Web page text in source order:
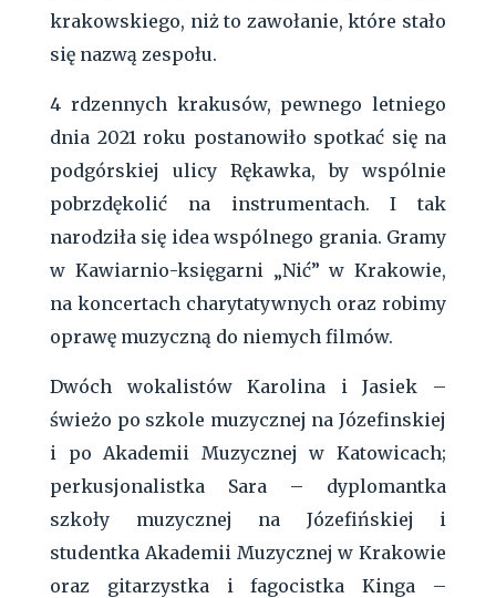
krakowskiego, niż to zawołanie, które stało
się nazwą zespołu.
4 rdzennych krakusów, pewnego letniego
dnia 2021 roku postanowiło spotkać się na
podgórskiej ulicy Rękawka, by wspólnie
pobrzdękolić na instrumentach. I tak
narodziła się idea wspólnego grania. Gramy
w Kawiarnio-księgarni „Nić” w Krakowie,
na koncertach charytatywnych oraz robimy
oprawę muzyczną do niemych filmów.
Dwóch wokalistów Karolina i Jasiek –
świeżo po szkole muzycznej na Józefinskiej
i po Akademii Muzycznej w Katowicach;
perkusjonalistka Sara – dyplomantka
szkoły muzycznej na Józefińskiej i
studentka Akademii Muzycznej w Krakowie
oraz gitarzystka i fagocistka Kinga –